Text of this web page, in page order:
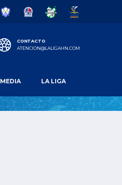
CONTACTO
ATENCION@LALIGAHN.COM
MEDIA LA LIGA